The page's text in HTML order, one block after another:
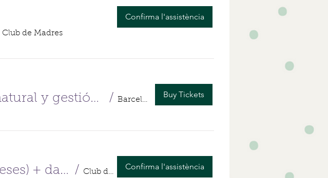
Club de Madres
Confirma l'assistència
Desayuno con Experta: Parto natural y gestión de dolor / Barcelona
Buy Tickets
Grupo de posparto (hasta 12 meses) + danzaterapia con bebés en porteo (CAST/FR) / Club de Madres
Confirma l'assistència